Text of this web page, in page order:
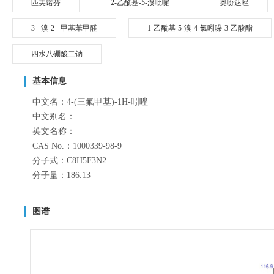
匹美诺芬 2-乙酰基-5-溴吡啶 奥吩达唑
3 - 溴-2 - 甲基苯甲醛 1-乙酰基-5-溴-4-氯吲哚-3-乙酸酯
四水八硼酸二钠
基本信息
中文名：4-(三氟甲基)-1H-吲唑
中文别名：
英文名称：
CAS No.：1000339-98-9
分子式：C8H5F3N2
分子量：186.13
图谱